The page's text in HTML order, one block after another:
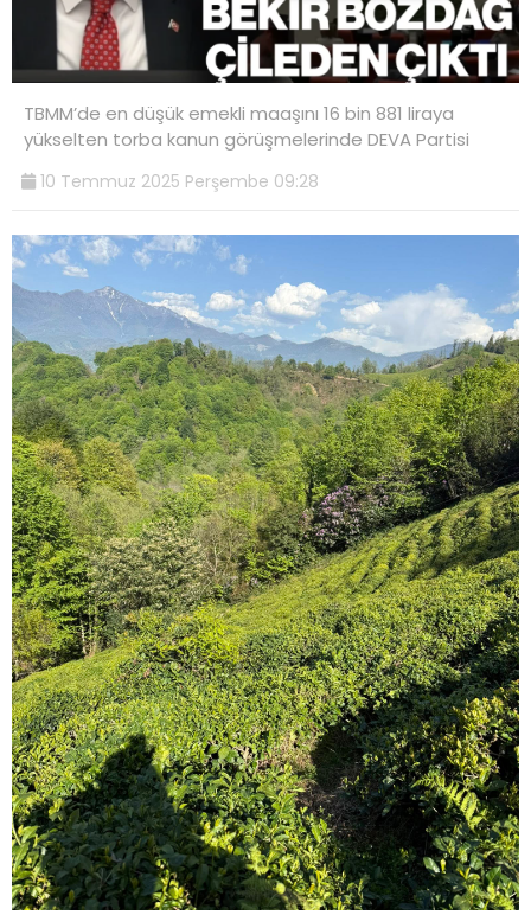
TBMM’de en düşük emekli maaşını 16 bin 881 liraya
yükselten torba kanun görüşmelerinde DEVA Partisi
10 Temmuz 2025 Perşembe 09:28